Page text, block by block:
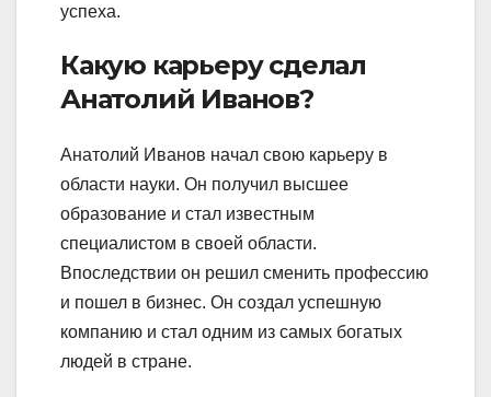
успеха.
Какую карьеру сделал
Анатолий Иванов?
Анатолий Иванов начал свою карьеру в
области науки. Он получил высшее
образование и стал известным
специалистом в своей области.
Впоследствии он решил сменить профессию
и пошел в бизнес. Он создал успешную
компанию и стал одним из самых богатых
людей в стране.